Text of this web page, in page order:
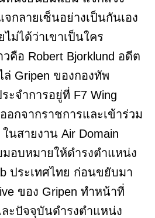
กลายเซ็นอย่างเป็นกันเอง
ม่ได้ว่าเขาเป็นใคร
คือ Robert Bjorklund อดีต
Gripen ของกองทัพ
ะจำการอยู่ที่ F7 Wing
อกจากราชการและเข้าร่วม
นสายงาน Air Domain
มอบหมายให้ดำรงตำแหน่ง
ประเทศไทย ก่อนขยับมา
ของ Gripen ทำหน้าที่
ะปัจจุบันดำรงตำแหน่ง